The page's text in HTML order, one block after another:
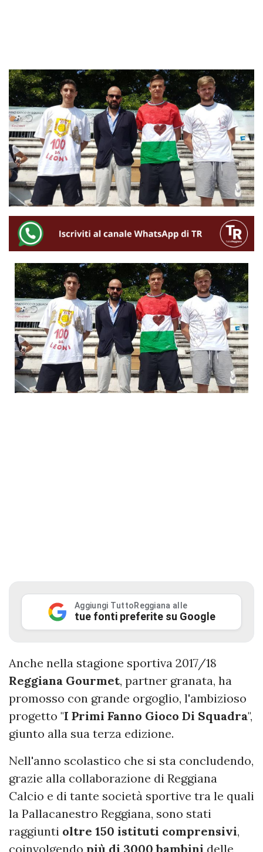
Aggiungi TuttoReggiana alle
tue fonti preferite su Google
Anche nella stagione sportiva 2017/18
Reggiana Gourmet, partner granata, ha
promosso con grande orgoglio, l'ambizioso
progetto "I Primi Fanno Gioco Di Squadra",
giunto alla sua terza edizione.
Nell'anno scolastico che si sta concludendo,
grazie alla collaborazione di Reggiana
Calcio e di tante società sportive tra le quali
la Pallacanestro Reggiana, sono stati
raggiunti oltre 150 istituti comprensivi,
coinvolgendo più di 3000 bambini delle